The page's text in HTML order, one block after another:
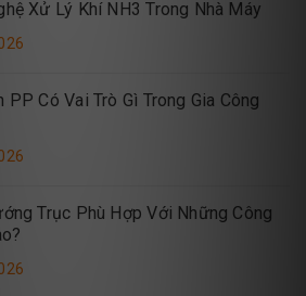
Xử Lý Khí NH3 Trong Nhà Máy
PP Có Vai Trò Gì Trong Gia Công
Trục Phù Hợp Với Những Công